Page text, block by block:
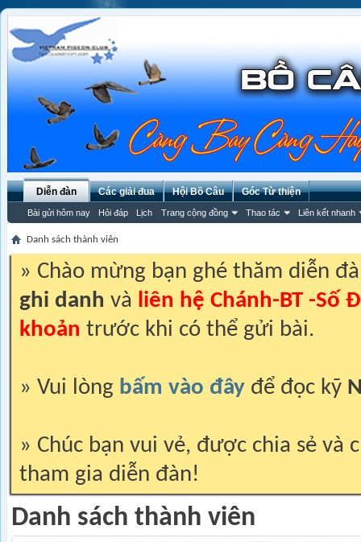
Diễn đàn
Bài gửi hôm nay Hỏi đáp Lịch Trang cộng đồng Thao tác Liên kết nhanh
Các giải đua Hội Bồ Câu Góc Từ thiện
Danh sách thành viên
» Chào mừng bạn ghé thăm diễn
ghi danh và liên hệ Chánh-BT -Số
khoản trước khi có thể gửi bài.
» Vui lòng bấm vào đây để đọc kỹ
» Chúc bạn vui vẻ, được chia sẻ và
tham gia diễn đàn!
Danh sách thành viên